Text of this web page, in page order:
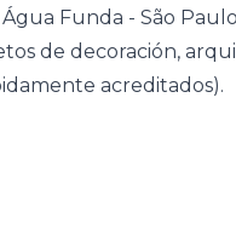
Água Funda - São
de decoración,
acreditados).